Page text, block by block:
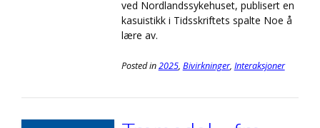
ved Nordlandssykehuset, publisert en
kasuistikk i Tidsskriftets spalte Noe å
lære av.
Posted in2025, Bivirkninger, Interaksjoner